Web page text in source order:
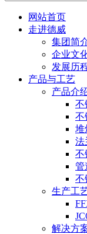
网站首页
走进德威
集团简
企业文
发展历
产品与工艺
产品介
不
不
堆
法
不
管
不
生产工
解决方